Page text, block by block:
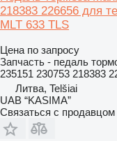
218383 226656 для
MLT 633 TLS
Цена по запросу
Запчасть - педаль
235151 230753 218383
Литва, Telšiai
UAB “KASIMA”
Связаться с продавцом